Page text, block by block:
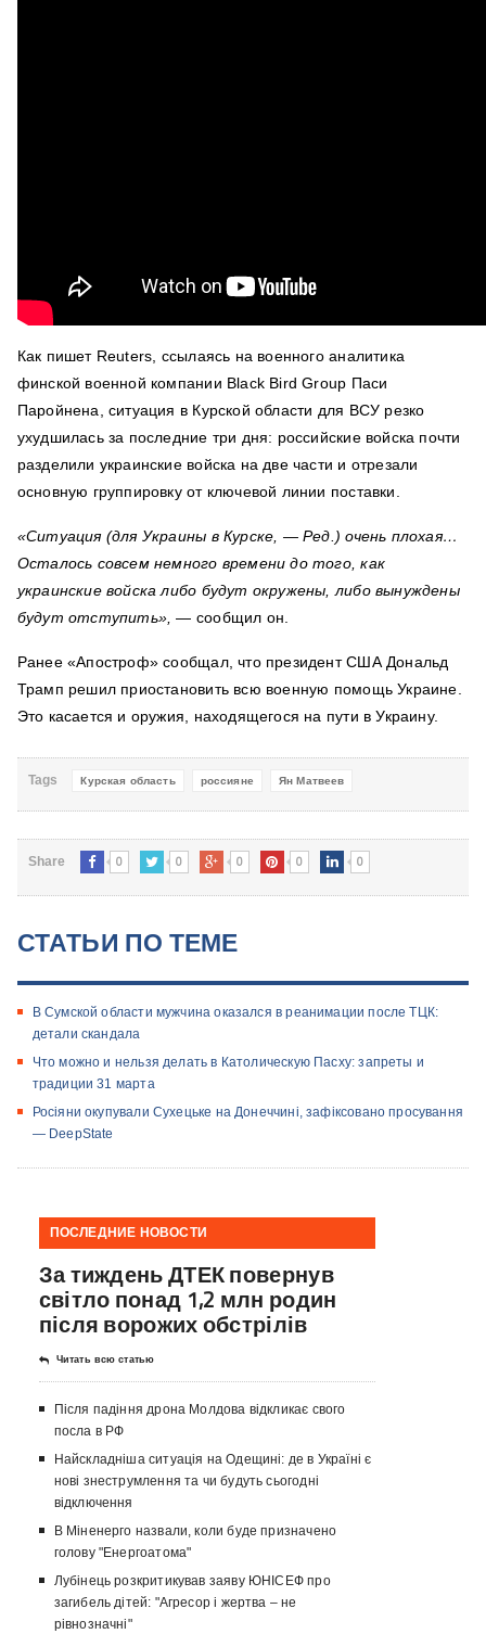
Как пишет Reuters, ссылаясь на военного аналитика
финской военной компании Black Bird Group Паси
Паройнена, ситуация в Курской области для ВСУ резко
ухудшилась за последние три дня: российские войска почти
разделили украинские войска на две части и отрезали
основную группировку от ключевой линии поставки.
«Ситуация (для Украины в Курске, — Ред.) очень плохая…
Осталось совсем немного времени до того, как
украинские войска либо будут окружены, либо вынуждены
будут отступить», — сообщил он.
Ранее «Апостроф» сообщал, что президент США Дональд
Трамп решил приостановить всю военную помощь Украине.
Это касается и оружия, находящегося на пути в Украину.
Tags Курская область россияне Ян Матвеев
Share 0 0 0 0 0
СТАТЬИ ПО ТЕМЕ
В Сумской области мужчина оказался в реанимации после ТЦК:
детали скандала
Что можно и нельзя делать в Католическую Пасху: запреты и
традиции 31 марта
Росіяни окупували Сухецьке на Донеччині, зафіксовано просування
— DeepState
ПОСЛЕДНИЕ НОВОСТИ
За тиждень ДТЕК повернув
світло понад 1,2 млн родин
після ворожих обстрілів
Читать всю статью
Після падіння дрона Молдова відкликає свого
посла в РФ
Найскладніша ситуація на Одещині: де в Україні є
нові знеструмлення та чи будуть сьогодні
відключення
В Міненерго назвали, коли буде призначено
голову "Енергоатома"
Лубінець розкритикував заяву ЮНІСЕФ про
загибель дітей: "Агресор і жертва – не
рівнозначні"